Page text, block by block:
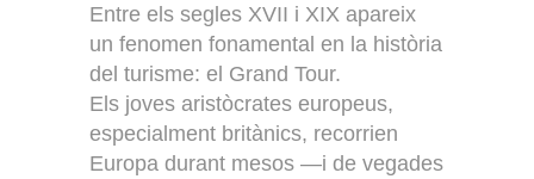
Entre els segles XVII i XIX apareix
un fenomen fonamental en la història
del turisme: el Grand Tour.
Els joves aristòcrates europeus,
especialment britànics, recorrien
Europa durant mesos —i de vegades